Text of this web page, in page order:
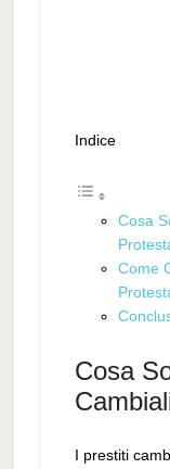
Indice
Cosa
Come
Cosa
I prestiti